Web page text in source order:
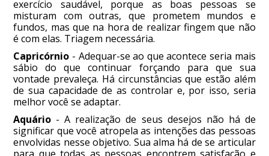
exercício saudável, porque as boas pessoas se
misturam com outras, que prometem mundos e
fundos, mas que na hora de realizar fingem que não
é com elas. Triagem necessária.
Capricórnio - Adequar-se ao que acontece seria mais
sábio do que continuar forçando para que sua
vontade prevaleça. Há circunstâncias que estão além
de sua capacidade de as controlar e, por isso, seria
melhor você se adaptar.
Aquário - A realização de seus desejos não há de
significar que você atropela as intenções das pessoas
envolvidas nesse objetivo. Sua alma há de se articular